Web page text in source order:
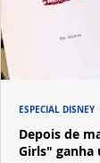
Depois de
Girls" ganha
ESPECIAL DISNEY